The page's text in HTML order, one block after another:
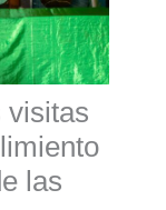
visitas
las